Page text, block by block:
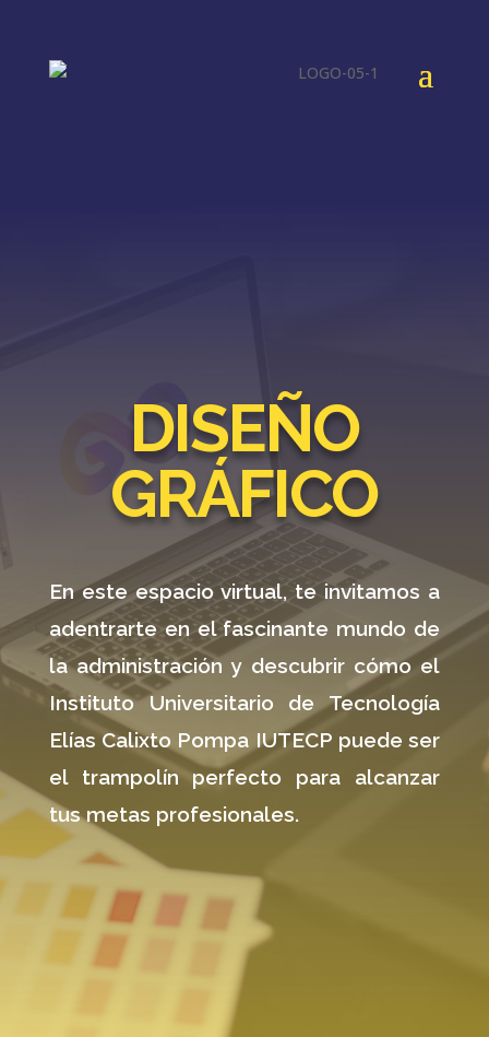
DISEÑO
GRÁFICO
En este espacio virtual, te invitamos a
adentrarte en el fascinante mundo de
la administración y descubrir cómo el
Instituto Universitario de Tecnología
Elías Calixto Pompa IUTECP puede ser
el trampolín perfecto para alcanzar
tus metas profesionales.